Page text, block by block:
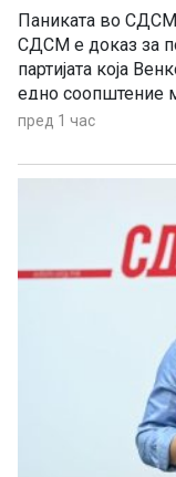
Паниката во СДСМ
СДСМ е доказ за
партијата која
едно соопштение
предлог, наводни
ДПМНЕ.
пред 1 час